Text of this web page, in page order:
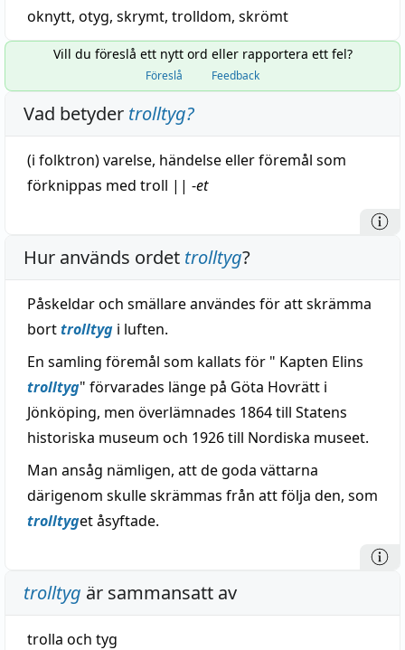
oknytt, otyg, skrymt, trolldom, skrömt
Vill du föreslå ett nytt ord eller rapportera ett fel?
Föreslå Feedback
Vad betyder trolltyg?
(i folktron)varelse, händelseellerföremål som
förknippas med troll || -et
Hur används ordet trolltyg?
Påskeldar och smällare användes för att skrämma
borttrolltyg i luften.
En samling föremål som kallats för " Kapten Elins
trolltyg" förvarades länge på Göta Hovrätt i
Jönköping, men överlämnades 1864 till Statens
historiska museum och 1926 till Nordiska museet.
Man ansåg nämligen, att de goda vättarna
därigenom skulle skrämmas från att följa den, som
trolltyget åsyftade.
trolltyg är sammansatt av
trolla och tyg